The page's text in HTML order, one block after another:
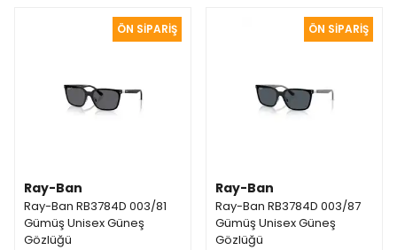
Ray-Ban
Ray-Ban RB3784D 003/81
Gümüş Unisex Güneş
Gözlüğü
Ray-Ban
Ray-Ban RB3784D 003/87
Gümüş Unisex Güneş
Gözlüğü